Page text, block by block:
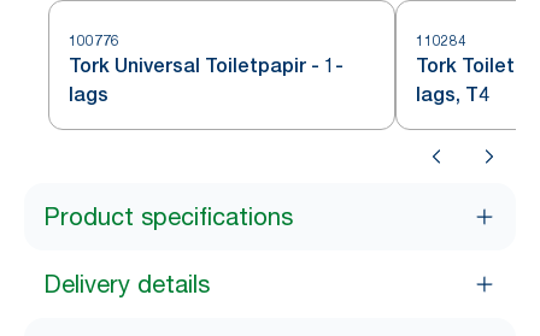
100776
Tork Universal Toiletpapir - 1-
lags
110284
Tork
lags, T4
Product specifications
Delivery details